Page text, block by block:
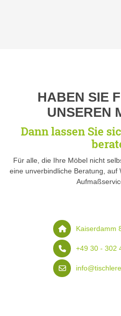
HABEN SIE
UNSEREN
Dann lassen Sie
Für alle, die Ihre Möbel nicht
eine unverbindliche Beratung, auf
Kaiserdamm
+49 30 - 302